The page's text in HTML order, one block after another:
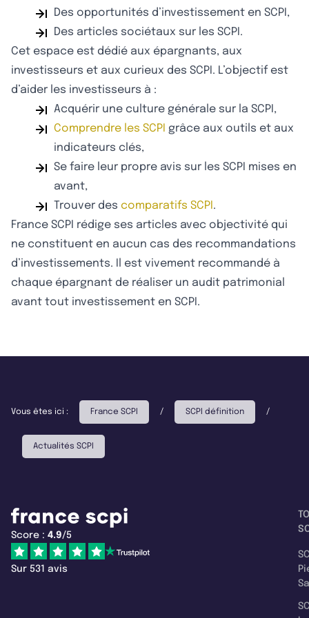
Des opportunités d’investissement en SCPI,
Des articles sociétaux sur les SCPI.
Cet espace est dédié aux épargnants, aux
investisseurs et aux curieux des SCPI. L’objectif est
d’aider les investisseurs à :
Acquérir une culture générale sur la SCPI,
Comprendre les SCPI grâce aux outils et aux
indicateurs clés,
Se faire leur propre avis sur les SCPI mises en
avant,
Trouver des comparatifs SCPI .
France SCPI rédige ses articles avec objectivité qui
ne constituent en aucun cas des recommandations
d’investissements. Il est vivement recommandé à
chaque épargnant de réaliser un audit patrimonial
avant tout investissement en SCPI.
Vous êtes ici : France SCPI / SCPI définition /
Actualités SCPI
Score : 4.9/5
Sur 531 avis